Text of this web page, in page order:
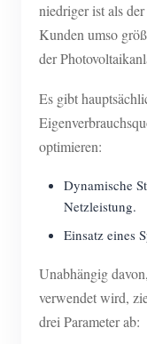
niedriger ist als
Kunden umso
der
Es gibt
optimieren:
Dynamische
Netzleistung.
Einsatz eines
Unabhängig
verwendet wird,
drei Parameter ab: